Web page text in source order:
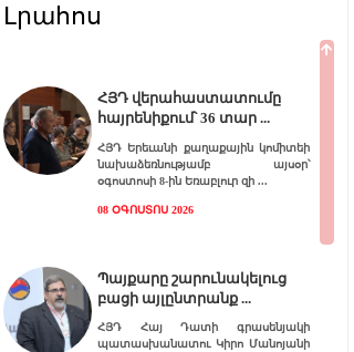
Լրահոս
ՀՅԴ վերահաստատումը
հայրենիքում՝ 36 տար
ՀՅԴ Երեւանի քաղաքային կոմիտեի
նախաձեռնությամբ այսօր՝
օգոստոսի 8-ին Եռաբլուր զի
08 ՕԳՈՍՏՈՍ 2026
Պայքարը շարունակելուց
բացի այլընտրանք
ՀՅԴ Հայ Դատի գրասենյակի
պատասխանատու Կիրո Մանոյանի